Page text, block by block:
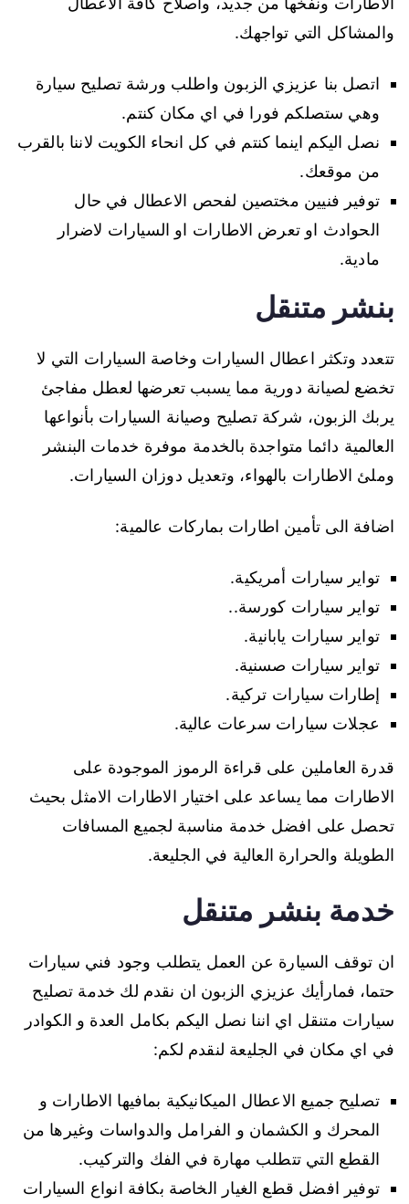
والمشاكل التي تواجهك.
اتصل بنا عزيزي الزبون واطلب ورشة تصليح سيارة
وهي ستصلكم فورا في اي مكان كنتم.
نصل اليكم اينما كنتم في كل انحاء الكويت لاننا بالقرب
من موقعك.
توفير فنيين مختصين لفحص الاعطال في حال
الحوادث او تعرض الاطارات او السيارات لاضرار
مادية.
بنشر متنقل
تتعدد وتكثر اعطال السيارات وخاصة السيارات التي لا
تخضع لصيانة دورية مما يسبب تعرضها لعطل مفاجئ
يربك الزبون، شركة تصليح وصيانة السيارات بأنواعها
العالمية دائما متواجدة بالخدمة موفرة خدمات البنشر
وملئ الاطارات بالهواء، وتعديل دوزان السيارات.
اضافة الى تأمين اطارات بماركات عالمية:
تواير سيارات أمريكية.
تواير سيارات كورسة..
تواير سيارات يابانية.
تواير سيارات صسنية.
إطارات سيارات تركية.
عجلات سيارات سرعات عالية.
قدرة العاملين على قراءة الرموز الموجودة على
الاطارات مما يساعد على اختيار الاطارات الامثل بحيث
تحصل على افضل خدمة مناسبة لجميع المسافات
الطويلة والحرارة العالية في الجليعة.
خدمة بنشر متنقل
ان توقف السيارة عن العمل يتطلب وجود فني سيارات
حتما، فمارأيك عزيزي الزبون ان نقدم لك خدمة تصليح
سيارات متنقل اي اننا نصل اليكم بكامل العدة و الكوادر
في اي مكان في الجليعة لنقدم لكم:
تصليح جميع الاعطال الميكانيكية بمافيها الاطارات و
المحرك و الكشمان و الفرامل والدواسات وغيرها من
القطع التي تتطلب مهارة في الفك والتركيب.
توفير افضل قطع الغيار الخاصة بكافة انواع السيارات